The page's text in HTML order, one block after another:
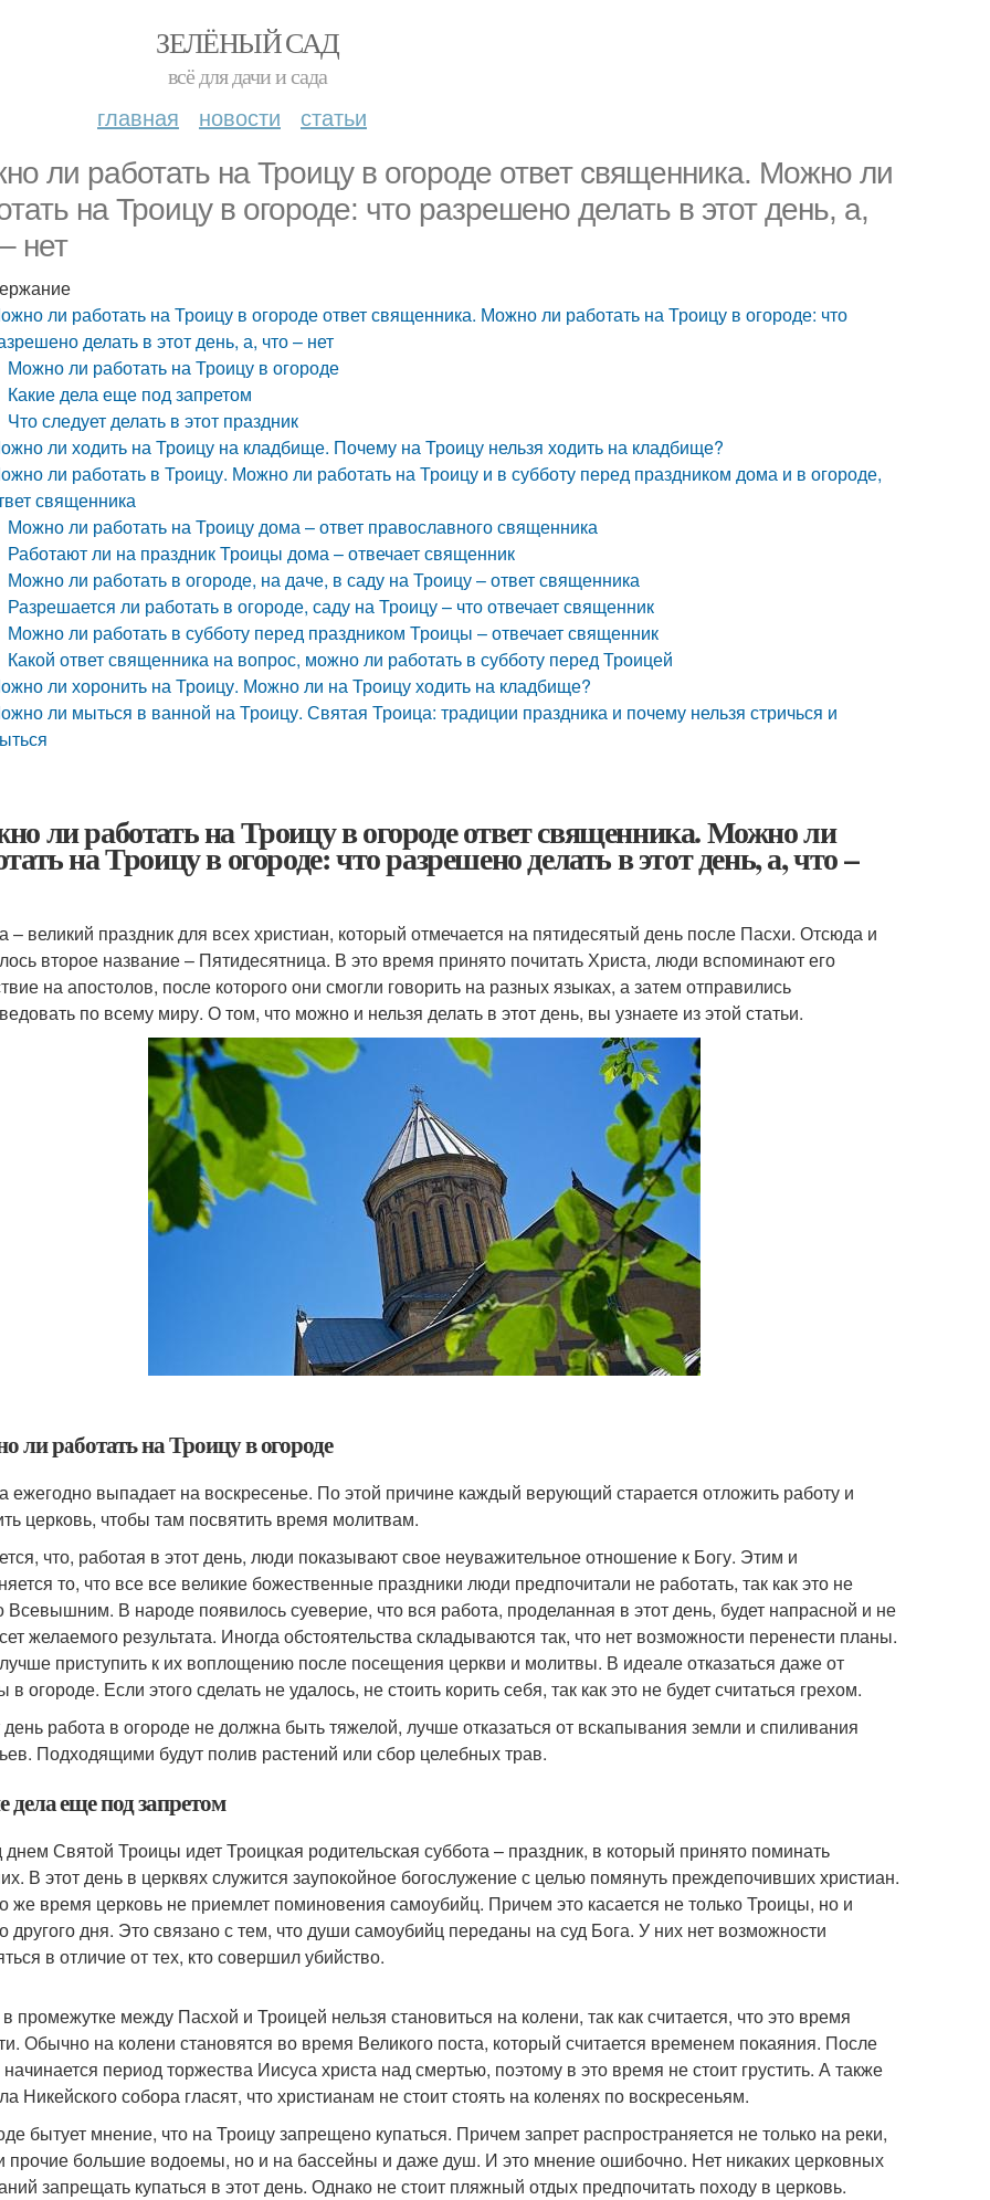
ЗЕЛЁНЫЙ САД
всё для дачи и сада
главная новости статьи
ли работать на Троицу в огороде ответ священника. Можно ли
на Троицу в огороде: что разрешено делать в этот день, а,
нет
ли работать на Троицу в огороде ответ священника. Можно ли работать на Троицу в огороде: что
делать в этот день, а, что – нет
Можно ли работать на Троицу в огороде
Какие дела еще под запретом
Что следует делать в этот праздник
ли ходить на Троицу на кладбище. Почему на Троицу нельзя ходить на кладбище?
ли работать в Троицу. Можно ли работать на Троицу и в субботу перед праздником дома и в огороде,
священника
Можно ли работать на Троицу дома – ответ православного священника
Работают ли на праздник Троицы дома – отвечает священник
Можно ли работать в огороде, на даче, в саду на Троицу – ответ священника
Разрешается ли работать в огороде, саду на Троицу – что отвечает священник
Можно ли работать в субботу перед праздником Троицы – отвечает священник
Какой ответ священника на вопрос, можно ли работать в субботу перед Троицей
ли хоронить на Троицу. Можно ли на Троицу ходить на кладбище?
ли мыться в ванной на Троицу. Святая Троица: традиции праздника и почему нельзя стричься и
ли работать на Троицу в огороде ответ священника. Можно ли
на Троицу в огороде: что разрешено делать в этот день, а, что –
– великий праздник для всех христиан, который отмечается на пятидесятый день после Пасхи. Отсюда и
второе название – Пятидесятница. В это время принято почитать Христа, люди вспоминают его
на апостолов, после которого они смогли говорить на разных языках, а затем отправились
по всему миру. О том, что можно и нельзя делать в этот день, вы узнаете из этой статьи.
ли работать на Троицу в огороде
ежегодно выпадает на воскресенье. По этой причине каждый верующий старается отложить работу и
церковь, чтобы там посвятить время молитвам.
что, работая в этот день, люди показывают свое неуважительное отношение к Богу. Этим и
то, что все все великие божественные праздники люди предпочитали не работать, так как это не
Всевышним. В народе появилось суеверие, что вся работа, проделанная в этот день, будет напрасной и не
желаемого результата. Иногда обстоятельства складываются так, что нет возможности перенести планы.
приступить к их воплощению после посещения церкви и молитвы. В идеале отказаться даже от
в огороде. Если этого сделать не удалось, не стоить корить себя, так как это не будет считаться грехом.
день работа в огороде не должна быть тяжелой, лучше отказаться от вскапывания земли и спиливания
Подходящими будут полив растений или сбор целебных трав.
дела еще под запретом
Святой Троицы идет Троицкая родительская суббота – праздник, в который принято поминать
В этот день в церквях служится заупокойное богослужение с целью помянуть преждепочивших христиан.
же время церковь не приемлет поминовения самоубийц. Причем это касается не только Троицы, но и
другого дня. Это связано с тем, что души самоубийц переданы на суд Бога. У них нет возможности
в отличие от тех, кто совершил убийство.
промежутке между Пасхой и Троицей нельзя становиться на колени, так как считается, что это время
Обычно на колени становятся во время Великого поста, который считается временем покаяния. После
период торжества Иисуса христа над смертью, поэтому в это время не стоит грустить. А также
Никейского собора гласят, что христианам не стоит стоять на коленях по воскресеньям.
бытует мнение, что на Троицу запрещено купаться. Причем запрет распространяется не только на реки,
прочие большие водоемы, но и на бассейны и даже душ. И это мнение ошибочно. Нет никаких церковных
запрещать купаться в этот день. Однако не стоит пляжный отдых предпочитать походу в церковь.